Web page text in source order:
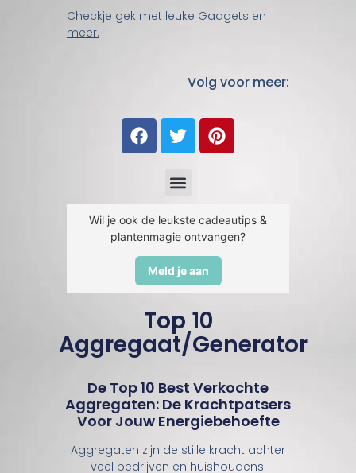
Checkje gek met leuke Gadgets en
meer.
Volg voor meer:
Wil je ook de leukste cadeautips &
plantenmagie ontvangen?
Meld je aan
Top 10
Aggregaat/Generator
De Top 10 Best Verkochte
Aggregaten: De Krachtpatsers
Voor Jouw Energiebehoefte
Aggregaten zijn de stille kracht achter
veel bedrijven en huishoudens.